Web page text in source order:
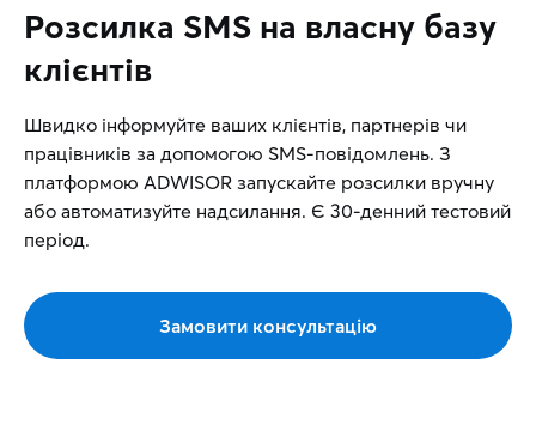
Розсилка SMS на власну базу
клієнтів
Швидко інформуйте ваших клієнтів, партнерів чи
працівників за допомогою SMS-повідомлень. З
платформою ADWISOR запускайте розсилки вручну
або автоматизуйте надсилання. Є 30-денний тестовий
період.
Замовити консультацію